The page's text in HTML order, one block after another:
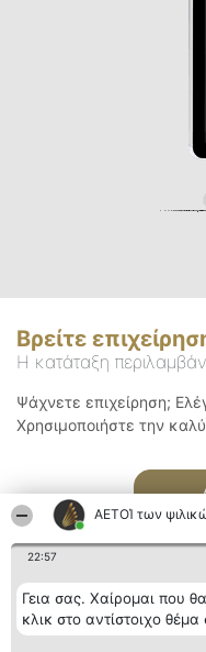
ΑΕΤΟΊ των
22:57
Γεια σας. Χαίρομαι που
κλικ στο αντίστοιχο θέμα
Βρείτε
Η κατάταξη
Ψάχνετε επιχείρηση;
Χρησιμοποιήστε την